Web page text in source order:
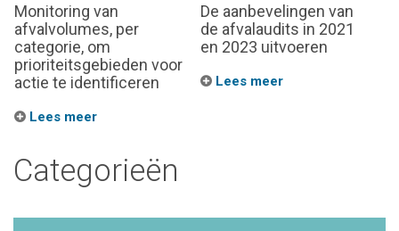
Monitoring van
afvalvolumes, per
categorie, om
prioriteitsgebieden voor
actie te identificeren
Lees meer
De aanbevelingen van
de afvalaudits in 2021
en 2023 uitvoeren
Lees meer
Categorieën